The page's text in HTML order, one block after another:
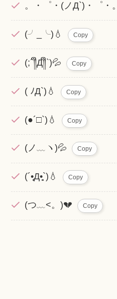
。・゜・(ノД`)・゜・。
(╯_╰)💧 Copy
(;´༎ຶД༎ຶ`)💦 Copy
( ﾉД`)💧 Copy
(●´□`)💧 Copy
(ノ﹏ヽ)💦 Copy
(´•̥̥̥Д•̥̥̥`)💧 Copy
(つ﹏<。)💔 Copy